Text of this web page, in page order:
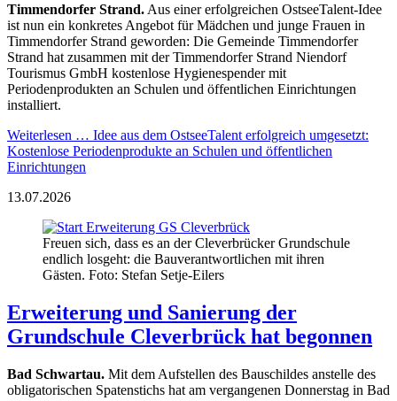
Timmendorfer Strand. Aus einer erfolgreichen OstseeTalent-Idee
ist nun ein konkretes Angebot für Mädchen und junge Frauen in
Timmendorfer Strand geworden: Die Gemeinde Timmendorfer
Strand hat zusammen mit der Timmendorfer Strand Niendorf
Tourismus GmbH kostenlose Hygienespender mit
Periodenprodukten an Schulen und öffentlichen Einrichtungen
installiert.
Weiterlesen … Idee aus dem OstseeTalent erfolgreich umgesetzt:
Kostenlose Periodenprodukte an Schulen und öffentlichen
Einrichtungen
13.07.2026
Freuen sich, dass es an der Cleverbrücker Grundschule
endlich losgeht: die Bauverantwortlichen mit ihren
Gästen. Foto: Stefan Setje-Eilers
Erweiterung und Sanierung der
Grundschule Cleverbrück hat begonnen
Bad Schwartau. Mit dem Aufstellen des Bauschildes anstelle des
obligatorischen Spatenstichs hat am vergangenen Donnerstag in Bad